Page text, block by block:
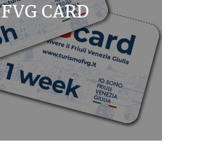
FVG CARD